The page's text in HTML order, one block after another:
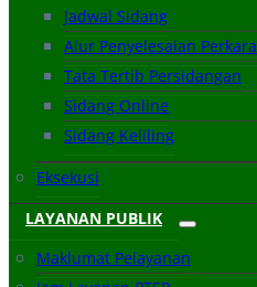
Jadwal Sidang
Alur Penyelesaian Perkara
Tata Tertib Persidangan
Sidang Online
Sidang Keliling
Eksekusi
LAYANAN PUBLIK
Maklumat Pelayanan